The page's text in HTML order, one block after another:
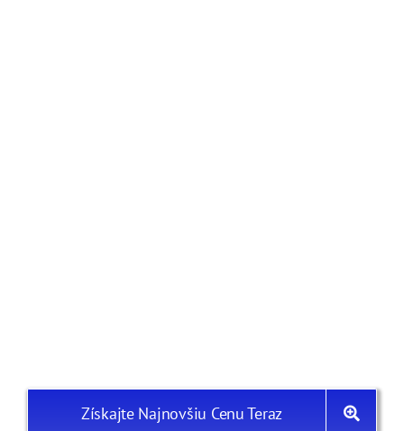
Získajte Najnovšiu Cenu Teraz